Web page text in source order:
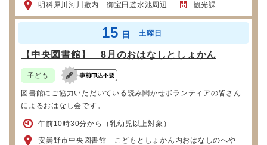
明科犀川河川敷内 御宝田遊水池周辺 観光課
15 日 土曜日
【中央図書館】 8月のおはなしとしょかん
子ども
図書館にご協力いただいている読み聞かせボランティアの皆さん
によるおはなし会です。
午前10時30分から（乳幼児以上対象）
安曇野市中央図書館 こどもとしょかん内おはなしのへや